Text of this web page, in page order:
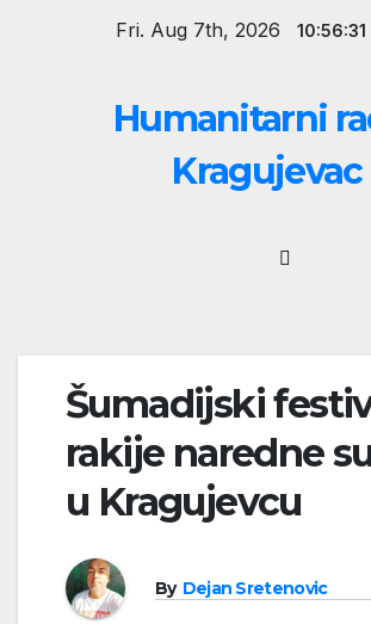
Fri. Aug 7th, 2026 10:56:32
Humanitarni
Kragujevac
Šumadijski
rakije naredne
u Kragujevcu
By Dejan Sretenovic